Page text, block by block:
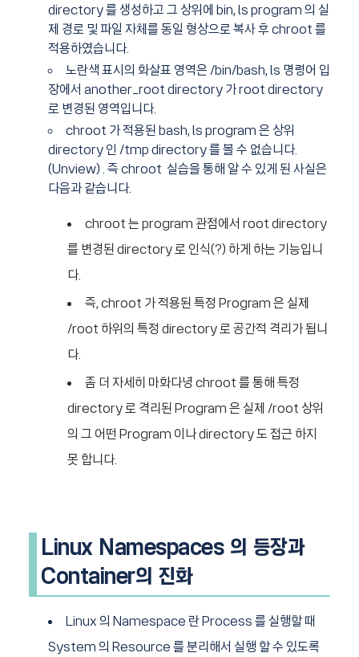
directory 를 생성하고 그 상위에 bin, ls program 의 실
제 경로 및 파일 자체를 동일 형상으로 복사 후 chroot 를
적용하였습니다.
노란색 표시의 화살표 영역은 /bin/bash, ls 명령어 입
장에서 another_root directory 가 root directory
로 변경된 영역입니다.
chroot 가 적용된 bash, ls program 은 상위
directory 인 /tmp directory 를 볼 수 없습니다.
(Unview) . 즉 chroot 실습을 통해 알 수 있게 된 사실은
다음과 같습니다.
chroot 는 program 관점에서 root directory
를 변경된 directory 로 인식(?) 하게 하는 기능입니
다.
즉, chroot 가 적용된 특정 Program 은 실제
/root 하위의 특정 directory 로 공간적 격리가 됩니
다.
좀 더 자세히 마화다녕 chroot 를 통해 특정
directory 로 격리된 Program 은 실제 /root 상위
의 그 어떤 Program 이나 directory 도 접근 하지
못 합니다.
Linux Namespaces 의 등장과
Container의 진화
Linux 의 Namespace 란 Process 를 실행할 때
System 의 Resource 를 분리해서 실행 할 수 있도록